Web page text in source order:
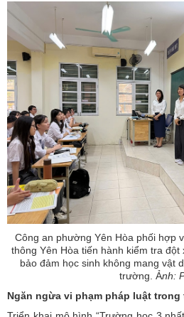
Công an phường Yên Hòa phối hợp
thông Yên Hòa tiến hành kiểm tra
bảo đảm học sinh không mang vật
trường. Ảnh:
Ngăn ngừa vi phạm pháp luật